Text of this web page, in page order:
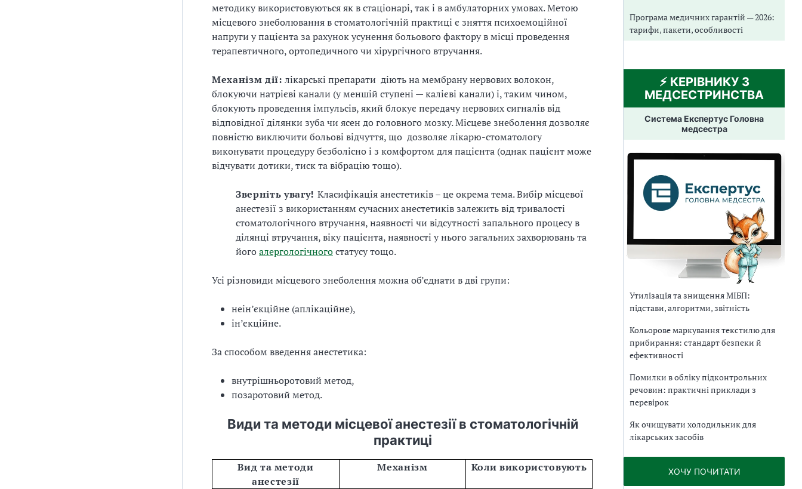
методику використовуються як в стаціонарі, так і в амбулаторних умовах. Метою
місцевого знеболювання в стоматологічній практиці є зняття психоемоційної
напруги у пацієнта за рахунок усунення больового фактору в місці проведення
терапевтичного, ортопедичного чи хірургічного втручання.
Механізм дії:лікарські препарати діють на мембрану нервових волокон,
блокуючи натрієві канали (у меншій ступені — калієві канали) і, таким чином,
блокують проведення імпульсів, який блокує передачу нервових сигналів від
відповідної ділянки зуба чи ясен до головного мозку. Місцеве знеболення дозволяє
повністю виключити больові відчуття, що дозволяє лікарю-стоматологу
виконувати процедуру безболісно і з комфортом для пацієнта (однак пацієнт може
відчувати дотики, тиск та вібрацію тощо).
Зверніть увагу! Класифікація анестетиків – це окрема тема. Вибір місцевої
анестезії з використанням сучасних анестетиків залежить від тривалості
стоматологічного втручання, наявності чи відсутності запального процесу в
ділянці втручання, віку пацієнта, наявності у нього загальних захворювань та
йогоалергологічногостатусу тощо.
Усі різновиди місцевого знеболення можна об’єднати в дві групи:
неін’єкційне (аплікаційне),
ін’єкційне.
За способом введення анестетика:
внутрішньоротовий метод,
позаротовий метод.
Види та методи місцевої анестезії в стоматологічній
практиці
Вид та методи
анестезії
Механізм Коли використовують
Програма медичних гарантій — 2026:
тарифи, пакети, особливості
⚡️ КЕРІВНИКУ З
МЕДСЕСТРИНСТВА
Система Експертус Головна
медсестра
Утилізація та знищення МІБП:
підстави, алгоритми, звітність
Кольорове маркування текстилю для
прибирання: стандарт безпеки й
ефективності
Помилки в обліку підконтрольних
речовин: практичні приклади з
перевірок
Як очищувати холодильник для
лікарських засобів
ХОЧУ ПОЧИТАТИ